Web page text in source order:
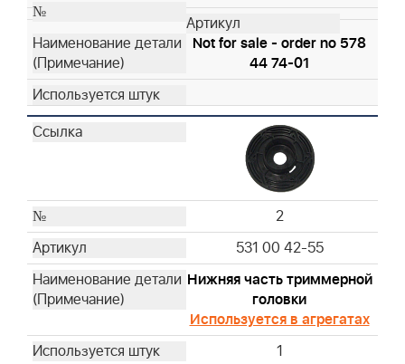
Not for sale - order no 578
44 74-01
2
531 00 42-55
Нижняя часть триммерной
головки
Используется в агрегатах
1